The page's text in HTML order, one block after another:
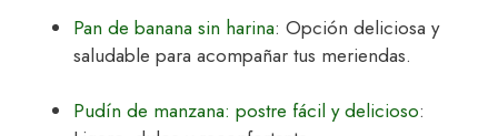
Pan de banana sin harina: Opción deliciosa y
saludable para acompañar tus meriendas.
Pudín de manzana: postre fácil y delicioso: